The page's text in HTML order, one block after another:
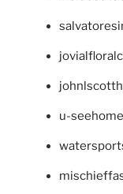
u-